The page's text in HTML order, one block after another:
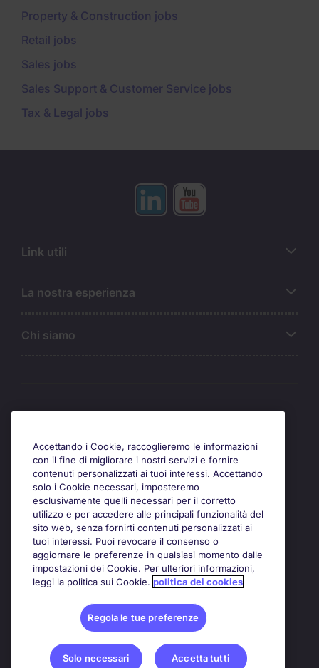
Property & Construction jobs
Retail jobs
Sales jobs
Sales Support & Customer Service jobs
Tax & Legal jobs
Link utili
La nostra esperienza
Chi siamo
Accettando i Cookie, raccoglieremo le informazioni
con il fine di migliorare i nostri servizi e fornire
contenuti personalizzati ai tuoi interessi. Accettando
solo i Cookie necessari, imposteremo
esclusivamente quelli necessari per il corretto
utilizzo e per accedere alle principali funzionalità del
sito web, senza fornirti contenuti personalizzati ai
tuoi interessi. Puoi revocare il consenso o
aggiornare le preferenze in qualsiasi momento dalle
impostazioni dei Cookie. Per ulteriori informazioni,
leggi la politica sui Cookie. politica dei cookies
Regola le tue preferenze
Solo necessari Accetta tutti